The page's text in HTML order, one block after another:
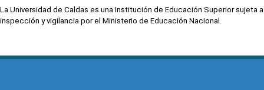
La Universidad de Caldas es una Institución de Educación Superior sujeta a
inspección y vigilancia por el Ministerio de Educación Nacional.